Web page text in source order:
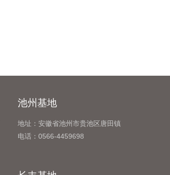
池州基地
地址：安徽省池州市贵池区唐田镇
电话：0566-4459698